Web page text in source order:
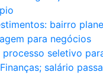
bairro
para negócios
seletivo
salário